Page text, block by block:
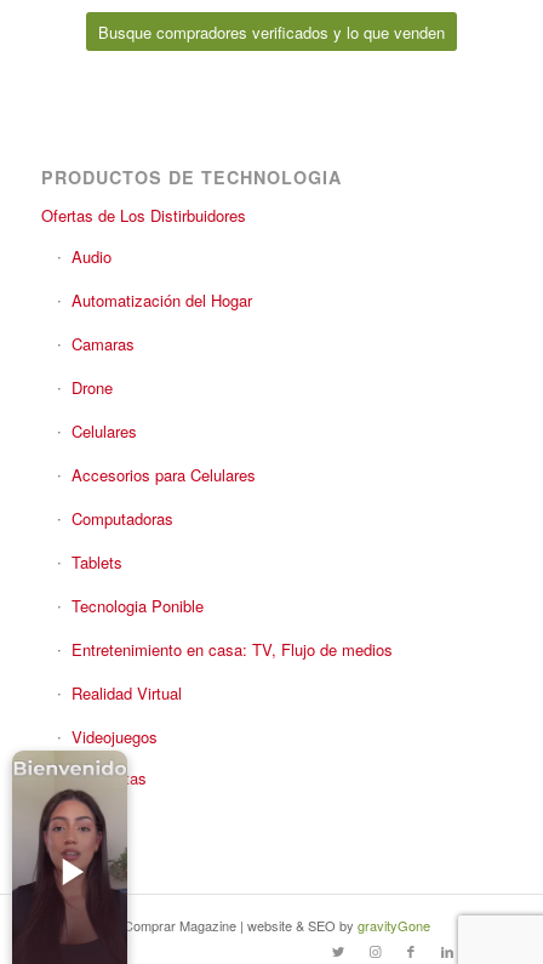
Busque compradores verificados y lo que venden
PRODUCTOS DE TECHNOLOGIA
Ofertas de Los Distirbuidores
Audio
Automatización del Hogar
Camaras
Drone
Celulares
Accesorios para Celulares
Computadoras
Tablets
Tecnologia Ponible
Entretenimiento en casa: TV, Flujo de medios
Realidad Virtual
Videojuegos
Reciba Ofertas
© Copyright - Comprar Magazine | website & SEO by gravityGone